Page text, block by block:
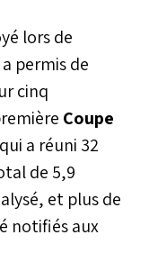
lors de
permis de
cinq
Coupe
a réuni 32
de 5,9
et plus de
notifiés aux